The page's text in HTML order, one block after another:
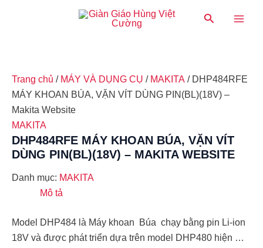
Tìm
Main
Trang chủ / MÁY VÀ DỤNG CỤ / MAKITA / DHP484RFE
MÁY KHOAN BÚA, VẶN VÍT DÙNG PIN(BL)(18V) –
Makita Website
MAKITA
DHP484RFE MÁY KHOAN BÚA, VẶN VÍT
DÙNG PIN(BL)(18V) – MAKITA WEBSITE
Danh mục: MAKITA
Mô tả
Model DHP484 là Máy khoan Búa chạy bằng pin Li-ion
18V và được phát triển dựa trên model DHP480 hiện …